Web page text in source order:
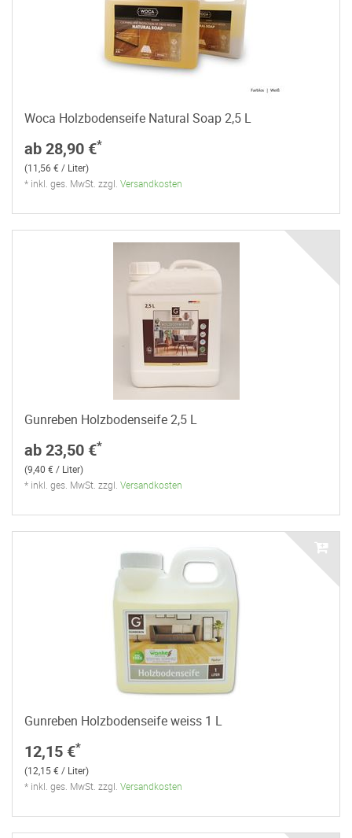
Woca Holzbodenseife Natural Soap 2,5 L
ab 28,90 €*
(11,56 € / Liter)
* inkl. ges. MwSt. zzgl. Versandkosten
Gunreben Holzbodenseife 2,5 L
ab 23,50 €*
(9,40 € / Liter)
* inkl. ges. MwSt. zzgl. Versandkosten
Gunreben Holzbodenseife weiss 1 L
12,15 €*
(12,15 € / Liter)
* inkl. ges. MwSt. zzgl. Versandkosten